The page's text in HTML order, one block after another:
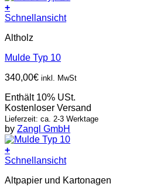
+
Schnellansicht
Altholz
Mulde Typ 10
340,00€ inkl. MwSt
Enthält 10% USt.
Kostenloser Versand
Lieferzeit: ca. 2-3 Werktage
by Zangl GmbH
+
Schnellansicht
Altpapier und Kartonagen